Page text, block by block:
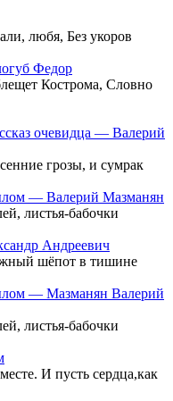
любя, Без укоров
Федор
Кострома, Словно
очевидца — Валерий
грозы, и сумрак
— Валерий Мазманян
листья-бабочки
Андреевич
шёпот в тишине
— Мазманян Валерий
листья-бабочки
И пусть сердца,как